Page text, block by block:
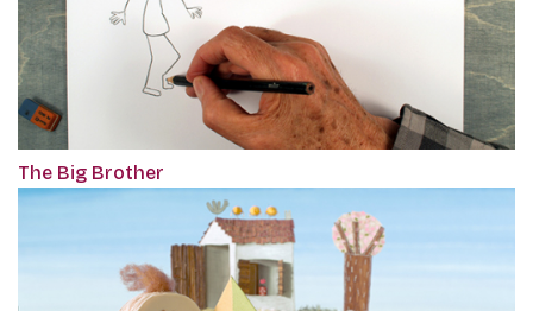
The Big Brother